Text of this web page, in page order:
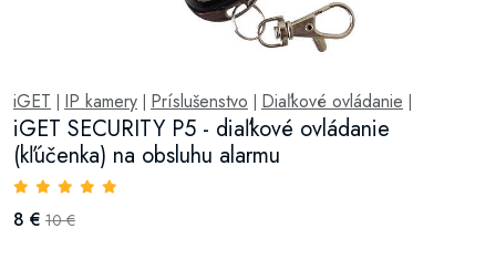
iGET IP kamery Príslušenstvo Diaľkové ovládanie
iGET SECURITY P5 - diaľkové ovládanie
(kľúčenka) na obsluhu alarmu
8 € 10 €